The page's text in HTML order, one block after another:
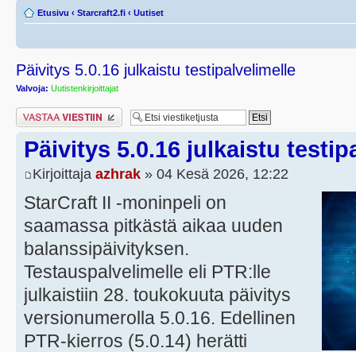
Etusivu ‹ Starcraft2.fi ‹ Uutiset
Päivitys 5.0.16 julkaistu testipalvelimelle
Valvoja: Uutistenkirjoittajat
Lähetä vastaus
Päivitys 5.0.16 julkaistu
Kirjoittaja azhrak » 04 Kesä 2026, 12:22
StarCraft II -moninpeli on
saamassa pitkästä aikaa uuden
balanssipäivityksen.
Testauspalvelimelle eli PTR:lle
julkaistiin 28. toukokuuta päivitys
versionumerolla 5.0.16. Edellinen
PTR-kierros (5.0.14) herätti